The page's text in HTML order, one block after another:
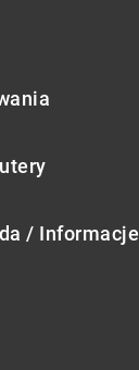
/ Informacje